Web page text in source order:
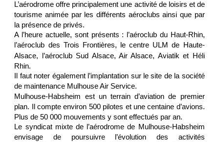
L’aérodrome offre principalement une activité de loisirs et de
tourisme animée par les différents aéroclubs ainsi que par
la présence de privés.
A l’heure actuelle, sont présents : l’aéroclub du Haut-Rhin,
l’aéroclub des Trois
Frontières, le centre ULM de Haute-
Alsace, l’aéroclub Sud Alsace, Air Alsace, Aviatik et Héli
Rhin.
Il faut noter également l’implantation sur le site de la société
de maintenance Mulhouse Air Service.
Mulhouse-Habsheim est un terrain d’aviation de premier
plan. Il compte environ 500 pilotes et une centaine d’avions.
Plus de 50 000 mouvements y sont effectués par an.
Le syndicat mixte de l’aérodrome de Mulhouse-Habsheim
envisage de poursuivre
l’évolution des activités